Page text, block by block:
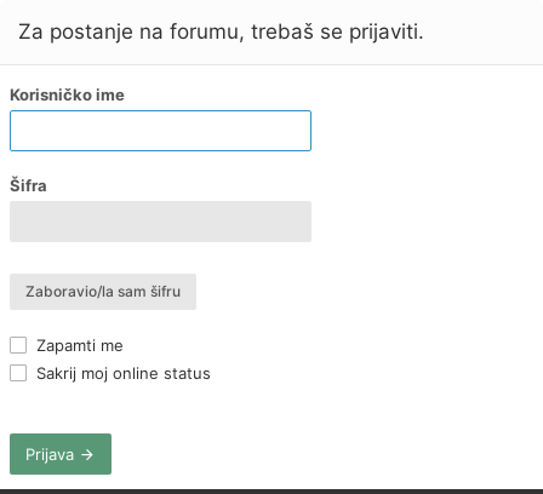
Za postanje na forumu, trebaš se prijaviti.
Korisničko ime
Šifra
Zaboravio/la sam šifru
Zapamti me
Sakrij moj online status
Prijava